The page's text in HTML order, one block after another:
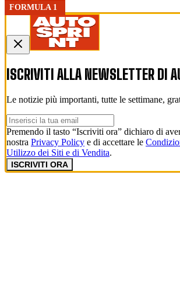
FORMULA 1
FORMULA 1
FORMULA 1
GP MONACO
FORMULA 1
ISCRIVITI ALLA NEWSLETTER DI
Le notizie più importanti, tutte le settimane,
Premendo il tasto “Iscriviti ora” dichiaro di
nostra Privacy Policy e di accettare le
Utilizzo dei Siti e di Vendita.
ISCRIVITI ORA